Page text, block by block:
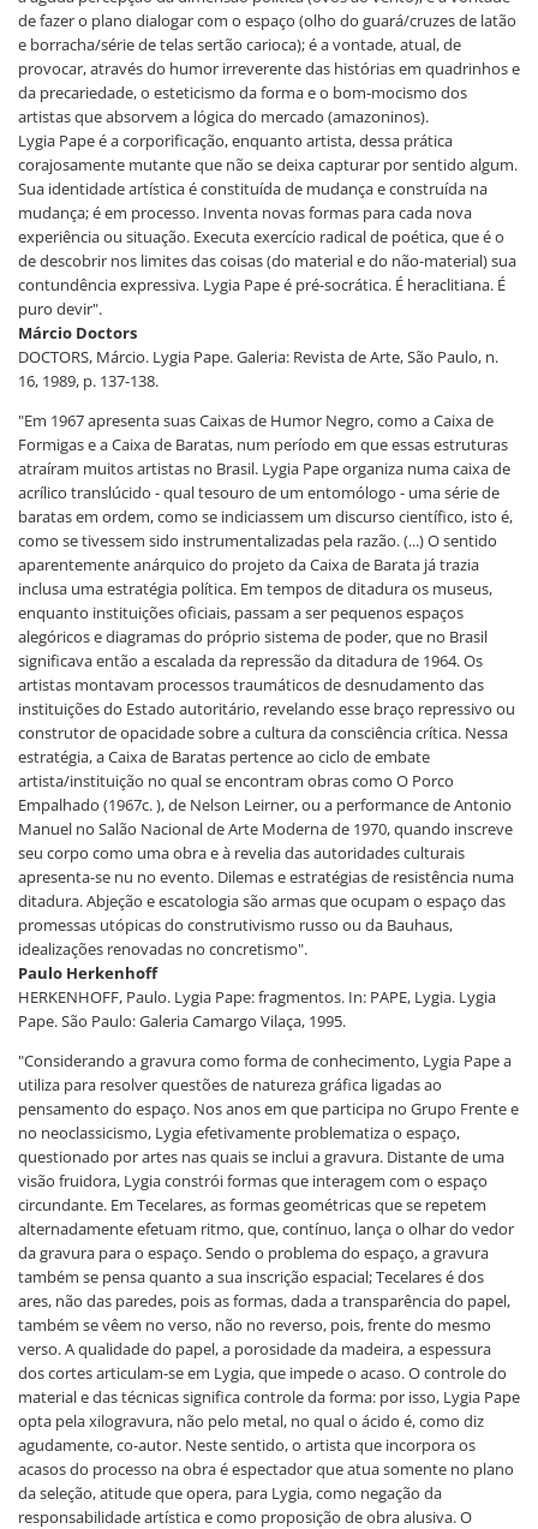
de fazer o plano dialogar com o espaço (olho do guará/cruzes de latão
e borracha/série de telas sertão carioca); é a vontade, atual, de
provocar, através do humor irreverente das histórias em quadrinhos e
da precariedade, o esteticismo da forma e o bom-mocismo dos
artistas que absorvem a lógica do mercado (amazoninos).
Lygia Pape é a corporificação, enquanto artista, dessa prática
corajosamente mutante que não se deixa capturar por sentido algum.
Sua identidade artística é constituída de mudança e construída na
mudança; é em processo. Inventa novas formas para cada nova
experiência ou situação. Executa exercício radical de poética, que é o
de descobrir nos limites das coisas (do material e do não-material) sua
contundência expressiva. Lygia Pape é pré-socrática. É heraclitiana. É
puro devir".
Márcio Doctors
DOCTORS, Márcio. Lygia Pape. Galeria: Revista de Arte, São Paulo, n.
16, 1989, p. 137-138.
"Em 1967 apresenta suas Caixas de Humor Negro, como a Caixa de
Formigas e a Caixa de Baratas, num período em que essas estruturas
atraíram muitos artistas no Brasil. Lygia Pape organiza numa caixa de
acrílico translúcido - qual tesouro de um entomólogo - uma série de
baratas em ordem, como se indiciassem um discurso científico, isto é,
como se tivessem sido instrumentalizadas pela razão. (...) O sentido
aparentemente anárquico do projeto da Caixa de Barata já trazia
inclusa uma estratégia política. Em tempos de ditadura os museus,
enquanto instituições oficiais, passam a ser pequenos espaços
alegóricos e diagramas do próprio sistema de poder, que no Brasil
significava então a escalada da repressão da ditadura de 1964. Os
artistas montavam processos traumáticos de desnudamento das
instituições do Estado autoritário, revelando esse braço repressivo ou
construtor de opacidade sobre a cultura da consciência crítica. Nessa
estratégia, a Caixa de Baratas pertence ao ciclo de embate
artista/instituição no qual se encontram obras como O Porco
Empalhado (1967c. ), de Nelson Leirner, ou a performance de Antonio
Manuel no Salão Nacional de Arte Moderna de 1970, quando inscreve
seu corpo como uma obra e à revelia das autoridades culturais
apresenta-se nu no evento. Dilemas e estratégias de resistência numa
ditadura. Abjeção e escatologia são armas que ocupam o espaço das
promessas utópicas do construtivismo russo ou da Bauhaus,
idealizações renovadas no concretismo".
Paulo Herkenhoff
HERKENHOFF, Paulo. Lygia Pape: fragmentos. In: PAPE, Lygia. Lygia
Pape. São Paulo: Galeria Camargo Vilaça, 1995.
"Considerando a gravura como forma de conhecimento, Lygia Pape a
utiliza para resolver questões de natureza gráfica ligadas ao
pensamento do espaço. Nos anos em que participa no Grupo Frente e
no neoclassicismo, Lygia efetivamente problematiza o espaço,
questionado por artes nas quais se inclui a gravura. Distante de uma
visão fruidora, Lygia constrói formas que interagem com o espaço
circundante. Em Tecelares, as formas geométricas que se repetem
alternadamente efetuam ritmo, que, contínuo, lança o olhar do vedor
da gravura para o espaço. Sendo o problema do espaço, a gravura
também se pensa quanto a sua inscrição espacial; Tecelares é dos
ares, não das paredes, pois as formas, dada a transparência do papel,
também se vêem no verso, não no reverso, pois, frente do mesmo
verso. A qualidade do papel, a porosidade da madeira, a espessura
dos cortes articulam-se em Lygia, que impede o acaso. O controle do
material e das técnicas significa controle da forma: por isso, Lygia Pape
opta pela xilogravura, não pelo metal, no qual o ácido é, como diz
agudamente, co-autor. Neste sentido, o artista que incorpora os
acasos do processo na obra é espectador que atua somente no plano
da seleção, atitude que opera, para Lygia, como negação da
responsabilidade artística e como proposição de obra alusiva. O